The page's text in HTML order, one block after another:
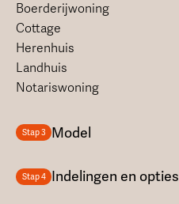
Boerderijwoning
Cottage
Herenhuis
Landhuis
Notariswoning
Stap 3 Model
Stap 4 Indelingen en opties